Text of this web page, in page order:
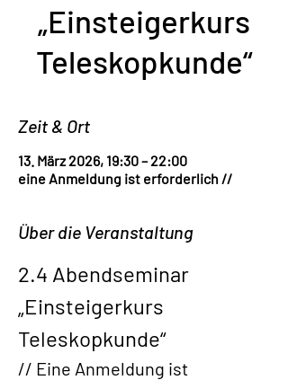
„Einsteigerkurs
Teleskopkunde“
Zeit & Ort
13. März 2026, 19:30 – 22:00
eine Anmeldung ist erforderlich //
Über die Veranstaltung
2.4 Abendseminar
„Einsteigerkurs
Teleskopkunde“
// Eine Anmeldung ist